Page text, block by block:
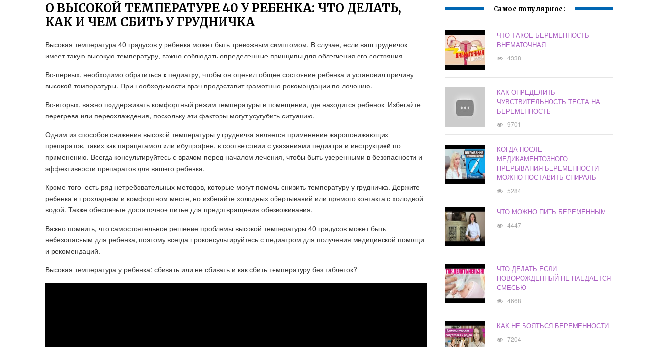
О ВЫСОКОЙ ТЕМПЕРАТУРЕ 40 У РЕБЕНКА: ЧТО ДЕЛАТЬ,
КАК И ЧЕМ СБИТЬ У ГРУДНИЧКА
Высокая температура 40 градусов у ребенка может быть тревожным симптомом. В случае, если ваш грудничок
имеет такую высокую температуру, важно соблюдать определенные принципы для облегчения его состояния.
Во-первых, необходимо обратиться к педиатру, чтобы он оценил общее состояние ребенка и установил причину
высокой температуры. При необходимости врач предоставит грамотные рекомендации по лечению.
Во-вторых, важно поддерживать комфортный режим температуры в помещении, где находится ребенок. Избегайте
перегрева или переохлаждения, поскольку эти факторы могут усугубить ситуацию.
Одним из способов снижения высокой температуры у грудничка является применение жаропонижающих
препаратов, таких как парацетамол или ибупрофен, в соответствии с указаниями педиатра и инструкцией по
применению. Всегда консультируйтесь с врачом перед началом лечения, чтобы быть уверенными в безопасности и
эффективности препаратов для вашего ребенка.
Кроме того, есть ряд нетребовательных методов, которые могут помочь снизить температуру у грудничка. Держите
ребенка в прохладном и комфортном месте, но избегайте холодных обертываний или прямого контакта с холодной
водой. Также обеспечьте достаточное питье для предотвращения обезвоживания.
Важно помнить, что самостоятельное решение проблемы высокой температуры 40 градусов может быть
небезопасным для ребенка, поэтому всегда проконсультируйтесь с педиатром для получения медицинской помощи
и рекомендаций.
Высокая температура у ребенка: сбивать или не сбивать и как сбить температуру без таблеток?
Самое популярное:
ЧТО ТАКОЕ БЕРЕМЕННОСТЬ
ВНЕМАТОЧНАЯ
4338
КАК ОПРЕДЕЛИТЬ
ЧУВСТВИТЕЛЬНОСТЬ ТЕСТА НА
БЕРЕМЕННОСТЬ
9701
КОГДА ПОСЛЕ
МЕДИКАМЕНТОЗНОГО
ПРЕРЫВАНИЯ БЕРЕМЕННОСТИ
МОЖНО ПОСТАВИТЬ СПИРАЛЬ
5284
ЧТО МОЖНО ПИТЬ БЕРЕМЕННЫМ
4447
ЧТО ДЕЛАТЬ ЕСЛИ
НОВОРОЖДЕННЫЙ НЕ НАЕДАЕТСЯ
СМЕСЬЮ
4668
КАК НЕ БОЯТЬСЯ БЕРЕМЕННОСТИ
7204